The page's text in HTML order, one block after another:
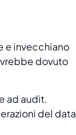
e invecchiano
dovuto
ad audit.
del data